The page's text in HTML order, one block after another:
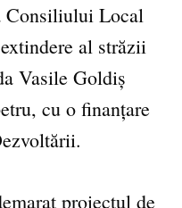
Consiliului Local
al străzii
Vasile Goldiș
cu o finanțare
proiectul de